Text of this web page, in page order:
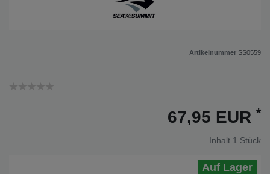
Artikelnummer SS0559
67,95 EUR *
Inhalt 1 Stück
Auf Lager